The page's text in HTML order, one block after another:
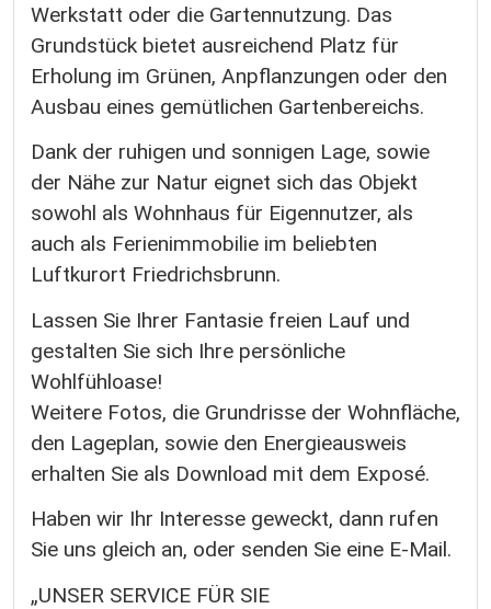
Werkstatt oder die Gartennutzung. Das
Grundstück bietet ausreichend Platz für
Erholung im Grünen, Anpflanzungen oder den
Ausbau eines gemütlichen Gartenbereichs.
Dank der ruhigen und sonnigen Lage, sowie
der Nähe zur Natur eignet sich das Objekt
sowohl als Wohnhaus für Eigennutzer, als
auch als Ferienimmobilie im beliebten
Luftkurort Friedrichsbrunn.
Lassen Sie Ihrer Fantasie freien Lauf und
gestalten Sie sich Ihre persönliche
Wohlfühloase!
Weitere Fotos, die Grundrisse der Wohnfläche,
den Lageplan, sowie den Energieausweis
erhalten Sie als Download mit dem Exposé.
Haben wir Ihr Interesse geweckt, dann rufen
Sie uns gleich an, oder senden Sie eine E-Mail.
„UNSER SERVICE FÜR SIE